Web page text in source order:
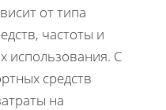
от типа
частоты и
использования. С
средств
на